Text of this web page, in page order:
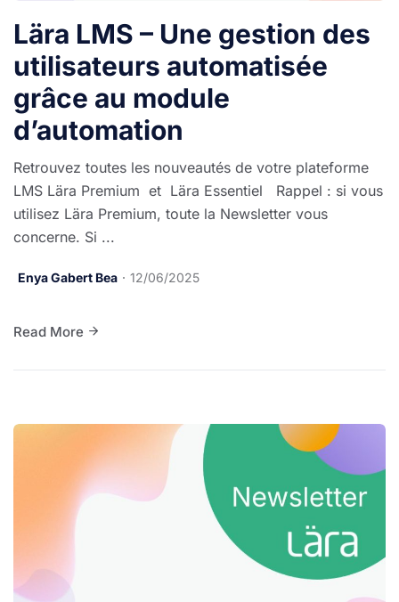
Lära LMS – Une gestion des
utilisateurs automatisée
grâce au module
d’automation
Retrouvez toutes les nouveautés de votre plateforme
LMS Lära Premium et Lära Essentiel Rappel : si vous
utilisez Lära Premium, toute la Newsletter vous
concerne. Si ...
Enya Gabert Bea 12/06/2025
Read More